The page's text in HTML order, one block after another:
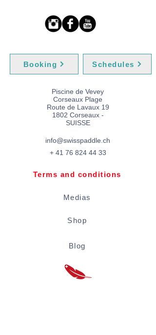
Booking Schedules
Piscine de Vevey
Corseaux Plage
Route de Lavaux 19
1802 Corseaux -
SUISSE​
info@swisspaddle.ch
+ 41 76 824 44 33
Terms and conditions
Medias
Shop
Blog